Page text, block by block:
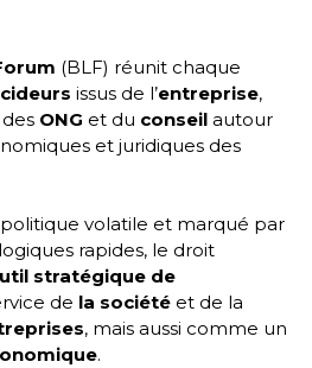
(BLF) réunit chaque
issus de l’entreprise,
des ONG et du conseil autour
et juridiques des
volatile et marqué par
rapides, le droit
stratégique de
de la société et de la
, mais aussi comme un
.